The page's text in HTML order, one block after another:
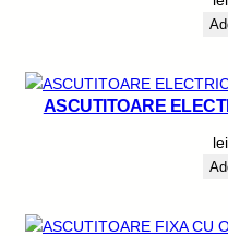
ASCUTITOARE
lei